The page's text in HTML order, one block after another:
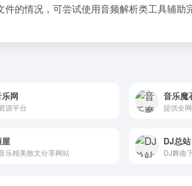
的情况，可尝试使用音频解析类工具辅助
网
源平台
音乐魔
提供全
乐精美散文分享网站
DJ总站
DJ舞曲